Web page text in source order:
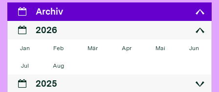
Archiv
2026
Jan Feb Mär Apr Mai Jun
Jul Aug
2025